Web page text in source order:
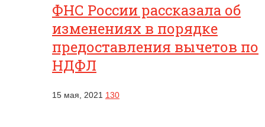
ФНС России рассказала об
изменениях в порядке
предоставления вычетов по
НДФЛ
15 мая, 2021 130